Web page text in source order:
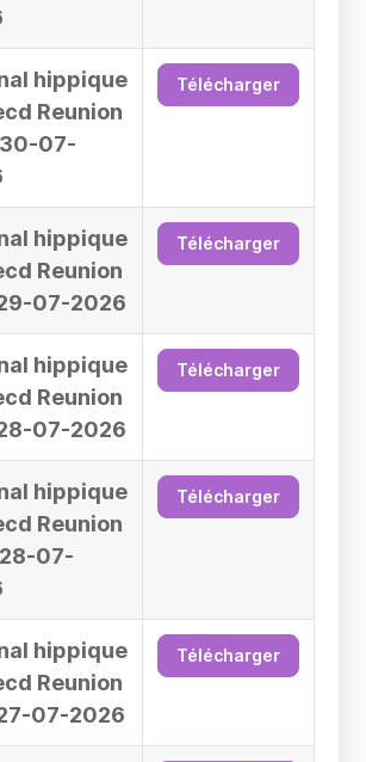
hippique
Reunion
07-
Télécharger
hippique
Reunion
07-2026
Télécharger
hippique
Reunion
07-2026
Télécharger
hippique
Reunion
07-
Télécharger
hippique
Reunion
07-2026
Télécharger